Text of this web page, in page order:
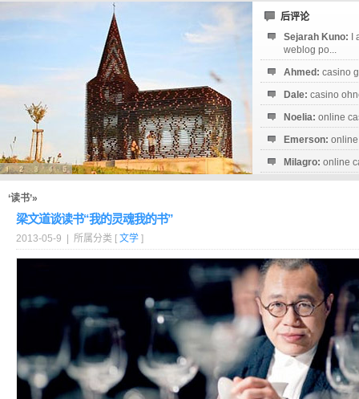
后评论
Sejarah Kuno:
weblog po...
Ahmed: casino
Dale: casino
Noelia: online
Emerson:
Milagro: online
‘读书’»
梁文道谈读书“我的灵魂我的书”
2013-05-9 | 所属分类 [ 文学 ]